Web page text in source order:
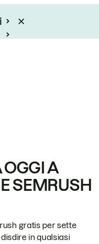
OGGI A
SEMRUSH
gratis per sette
in qualsiasi